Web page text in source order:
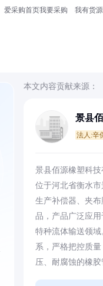
爱采购首页我要采购 我有货源
本文内容贡献来源：
景县
法人:辛
景县佰源橡塑科技
位于河北省衡水
生产补偿器、夹
品，产品广泛应
特种流体输送领
系，严格把控质
压、耐腐蚀的橡胶